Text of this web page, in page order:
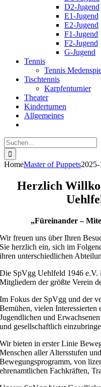
D2-Jugend
E1-Jugend
E2-Jugend
F1-Jugend
F2-Jugend
G-Jugend
Tennis
Tennis
Tischtennis
Karpfenturnier
Theater
Kinderturnen
Allgemeines
Suche
nach:
HomeMaster of Puppets
Herzlich
„Füreinander –
Wir freuen uns über Ihren
Sie herzlich ein, sich im
ihren unterschiedlichen
Die SpVgg Uehlfeld 1946 e.V.
Mitgliedern der größte Verein
Im Fokus der SpVgg und der
Bemühen, vielen
Jugendlichen und
und gesellschaftlich
Wir bieten in erster Linie
Menschen aller Altersstufen
Bewegungsprogramm, von
ehrenamtlichen Fachkräften,